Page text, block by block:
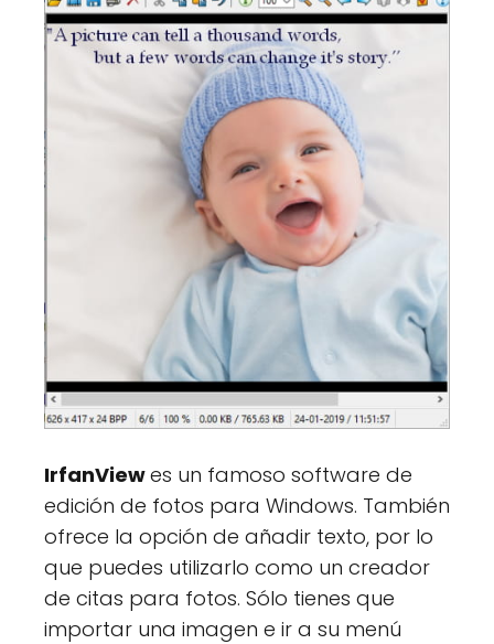
IrfanViewes un famoso software de
edición de fotos para Windows. También
ofrece la opción de añadir texto, por lo
que puedes utilizarlo como un creador
de citas para fotos. Sólo tienes que
importar una imagen e ir a su menú